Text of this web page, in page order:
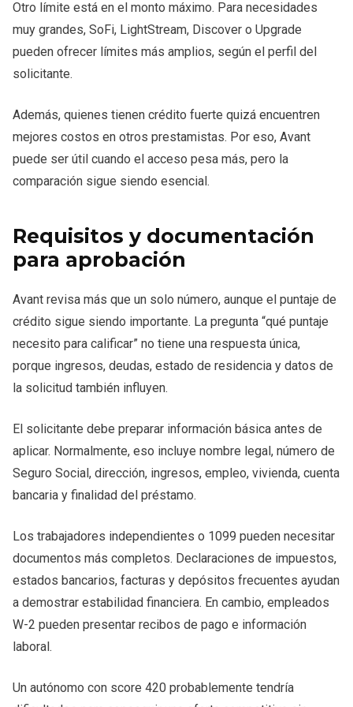
Otro límite está en el monto máximo. Para necesidades
muy grandes, SoFi, LightStream, Discover o Upgrade
pueden ofrecer límites más amplios, según el perfil del
solicitante.
Además, quienes tienen crédito fuerte quizá encuentren
mejores costos en otros prestamistas. Por eso, Avant
puede ser útil cuando el acceso pesa más, pero la
comparación sigue siendo esencial.
Requisitos y documentación
para aprobación
Avant revisa más que un solo número, aunque el puntaje de
crédito sigue siendo importante. La pregunta “qué puntaje
necesito para calificar” no tiene una respuesta única,
porque ingresos, deudas, estado de residencia y datos de
la solicitud también influyen.
El solicitante debe preparar información básica antes de
aplicar. Normalmente, eso incluye nombre legal, número de
Seguro Social, dirección, ingresos, empleo, vivienda, cuenta
bancaria y finalidad del préstamo.
Los trabajadores independientes o 1099 pueden necesitar
documentos más completos. Declaraciones de impuestos,
estados bancarios, facturas y depósitos frecuentes ayudan
a demostrar estabilidad financiera. En cambio, empleados
W-2 pueden presentar recibos de pago e información
laboral.
Un autónomo con score 420 probablemente tendría